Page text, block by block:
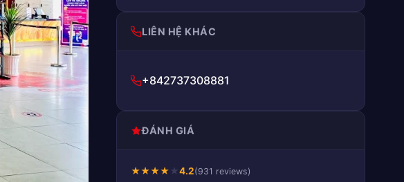
LIÊN HỆ KHÁC
+842737308881
ĐÁNH GIÁ
★★★★★4.2(931 reviews)